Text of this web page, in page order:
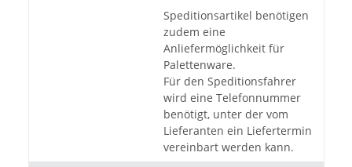
Speditionsartikel benötigen
zudem eine
Anliefermöglichkeit für
Palettenware.
Für den Speditionsfahrer
wird eine Telefonnummer
benötigt, unter der vom
Lieferanten ein Liefertermin
vereinbart werden kann.